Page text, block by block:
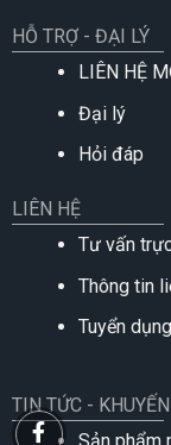
HỖ TRỢ - ĐẠI LÝ
LIÊN HỆ
Đại lý
Hỏi đáp
LIÊN HỆ
Tư vấn
Thông tin
Tuyển dụng
TIN TỨC -
Sản phẩm